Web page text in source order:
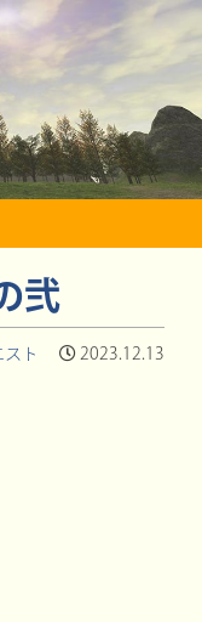
弐
ト 2023.12.13